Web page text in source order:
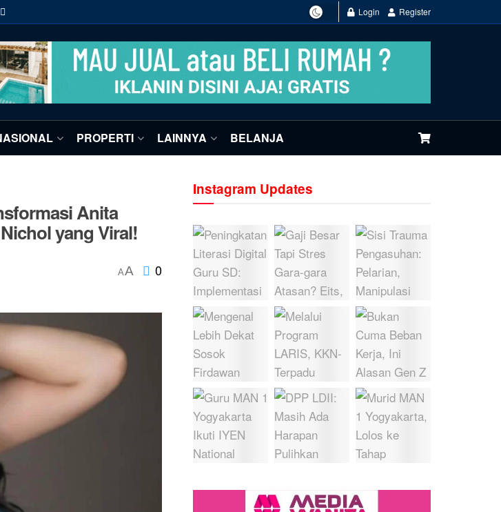
Login Register
PROPERTI LAINNYA BELANJA
Anita
yang Viral!
AA 0
Instagram Updates